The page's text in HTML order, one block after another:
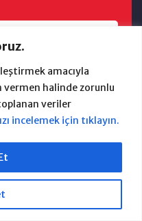
amacıyla
vermen halinde zorunlu
veriler
incelemek için tıklayın.
Bilgi İşlem
Dökümanlar